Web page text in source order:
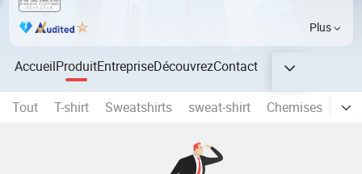
Plus
AccueilProduitEntrepriseDécouvrezContact
Tout T-shirt Sweatshirts sweat-shirt Chemises